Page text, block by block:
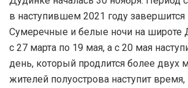
в наступившем 2021 году завершится
Сумеречные и белые ночи на широте
с 27 марта по 19 мая, а с 20 мая
день, который продлится более двух
жителей полуострова наступит время,